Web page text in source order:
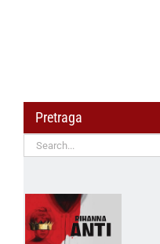
Pretraga
Search
for: